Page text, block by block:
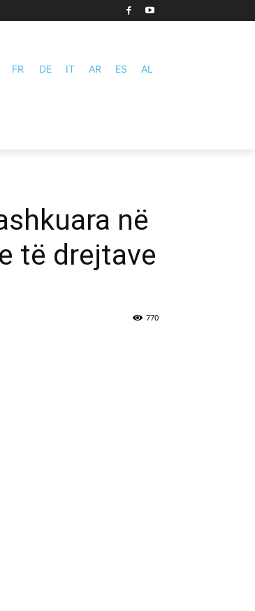
FR DE IT AR ES AL
në
të drejtave
770